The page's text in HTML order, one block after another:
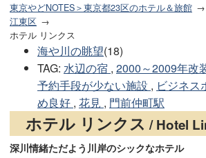
東京やどNOTES＞東京都23区のホテル＆旅館
江東区
ホテル リンクス
海や川の眺望(18)
TAG: 水辺の宿 , 2000～2009年改
予約手段が少ない施設 , ビジネス
め良好 , 花見 , 門前仲町駅
ホテル リンクス / Hotel
深川情緒ただよう川岸のシックなホテル